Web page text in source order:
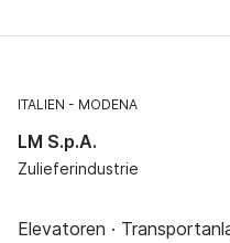
ITALIEN MODENA
LM S.p.A.
Zulieferindustrie
Elevatoren ·